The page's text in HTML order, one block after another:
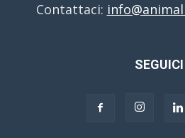
Contattaci:
SEGUICI